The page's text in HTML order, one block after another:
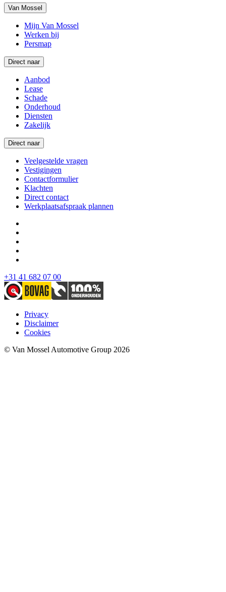
Van Mossel
Mijn Van Mossel
Werken bij
Persmap
Direct naar
Aanbod
Lease
Schade
Onderhoud
Diensten
Zakelijk
Direct naar
Veelgestelde vragen
Vestigingen
Contactformulier
Klachten
Direct contact
Werkplaatsafspraak plannen
+31 41 682 07 00
Privacy
Disclaimer
Cookies
© Van Mossel Automotive Group 2026